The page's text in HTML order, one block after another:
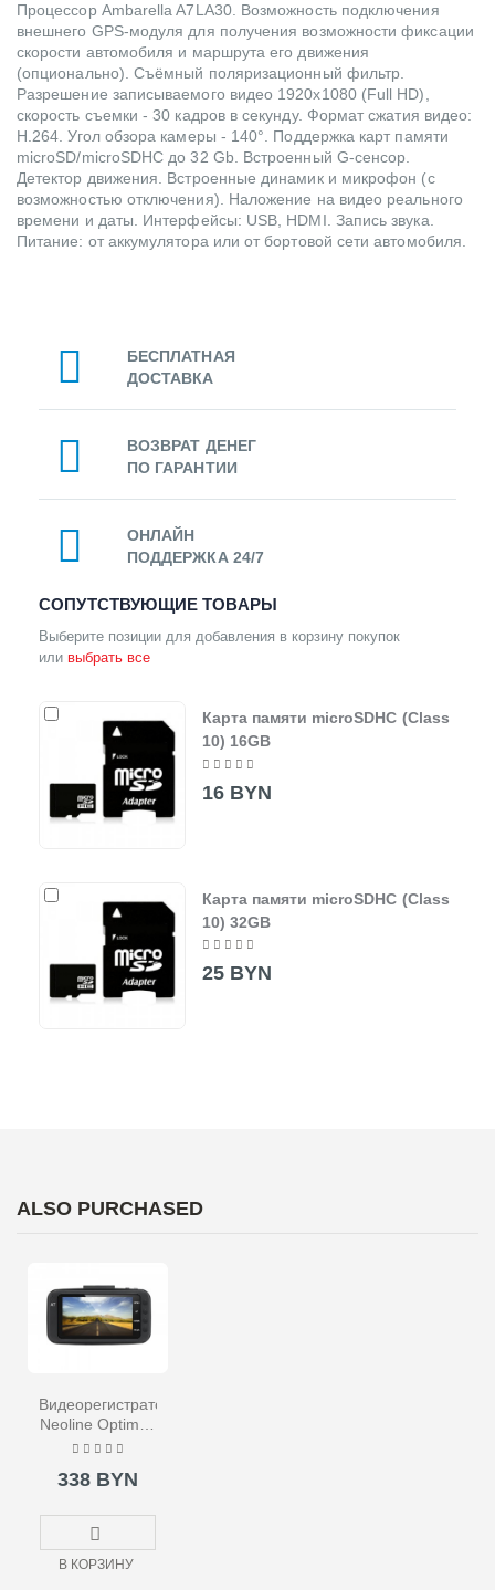
Процессор Ambarella A7LA30. Возможность подключения
внешнего GPS-модуля для получения возможности фиксации
скорости автомобиля и маршрута его движения
(опционально). Съёмный поляризационный фильтр.
Разрешение записываемого видео 1920х1080 (Full HD),
скорость съемки - 30 кадров в секунду. Формат сжатия видео:
H.264. Угол обзора камеры - 140°. Поддержка карт памяти
microSD/microSDHC до 32 Gb. Встроенный G-сенсор.
Детектор движения. Встроенные динамик и микрофон (с
возможностью отключения). Наложение на видео реального
времени и даты. Интерфейсы: USB, HDMI. Запись звука.
Питание: от аккумулятора или от бортовой сети автомобиля.
БЕСПЛАТНАЯ
ДОСТАВКА
ВОЗВРАТ ДЕНЕГ
ПО ГАРАНТИИ
ОНЛАЙН
ПОДДЕРЖКА 24/7
СОПУТСТВУЮЩИЕ ТОВАРЫ
Выберите позиции для добавления в корзину покупок
или выбрать все
Карта памяти microSDHC (Class
10) 16GB
16 BYN
Карта памяти microSDHC (Class
10) 32GB
25 BYN
ALSO PURCHASED
Видеорегистратор
Neoline Optimex
A7
338 BYN
В КОРЗИНУ